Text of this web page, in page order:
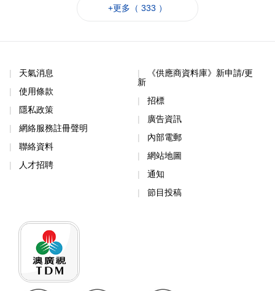
+更多（ 333 ）
天氣消息
使用條款
隱私政策
網絡服務註冊聲明
聯絡資料
人才招聘
《供應商資料庫》新申請/更
新
招標
廣告資訊
內部電郵
網站地圖
通知
節目投稿